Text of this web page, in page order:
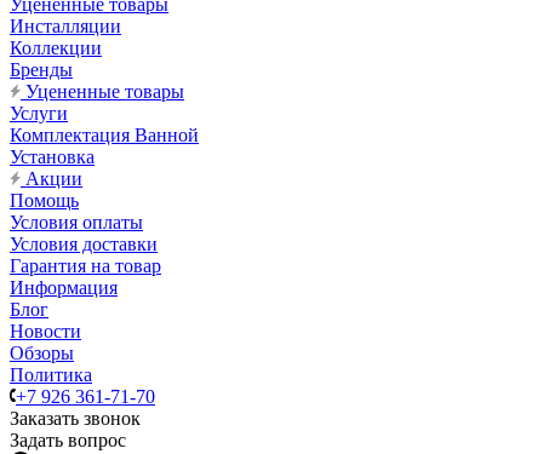
Уцененные товары
Инсталляции
Коллекции
Бренды
Уцененные товары
Услуги
Комплектация Ванной
Установка
Акции
Помощь
Условия оплаты
Условия доставки
Гарантия на товар
Информация
Блог
Новости
Обзоры
Политика
+7 926 361-71-70
Заказать звонок
Задать вопрос